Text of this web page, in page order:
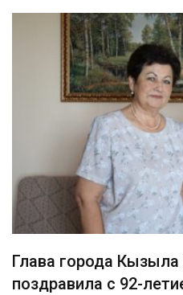
Глава города
поздравила с 92-